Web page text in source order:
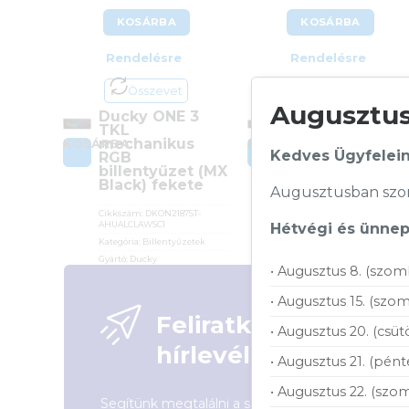
KOSÁRBA
Rendelésre
Összevet
KOSÁRBA
Ducky ONE 3
TKL
mechanikus
RGB
billentyűzet (MX
Black) fekete
Cikkszám: DKON2187ST-
AHUALCLAWSC1
Kategória: Billentyűzetek
Gyártó: Ducky
Azonosító:
62 600
KOSÁRBA
Rendelésre
KOSÁRBA
Dell KB216
Multimédiás
billentyű fekete
– angol (US)
Cikkszám:580-ADHK
Kategória:
Dell
Garanciaidő:
Azonosító:36565
6 390Ft
Feliratkozás
hírlevélre
Segítünk megtalálni a számodra legjobb
Kedves
Augusztusban
Hétvégi és
• Augusztus 8.
• Augusztus 15.
• Augusztus 20.
• Augusztus 21.
• Augusztus 22.